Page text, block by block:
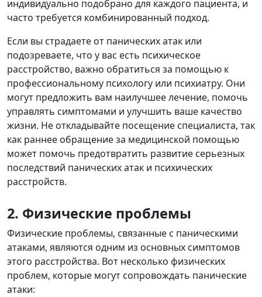
индивидуально подобрано для каждого пациента, и
часто требуется комбинированный подход.
Если вы страдаете от панических атак или
подозреваете, что у вас есть психическое
расстройство, важно обратиться за помощью к
профессиональному психологу или психиатру. Они
могут предложить вам наилучшее лечение, помочь
управлять симптомами и улучшить ваше качество
жизни. Не откладывайте посещение специалиста, так
как раннее обращение за медицинской помощью
может помочь предотвратить развитие серьезных
последствий панических атак и психических
расстройств.
2. Физические проблемы
Физические проблемы, связанные с паническими
атаками, являются одним из основных симптомов
этого расстройства. Вот несколько физических
проблем, которые могут сопровождать панические
атаки: